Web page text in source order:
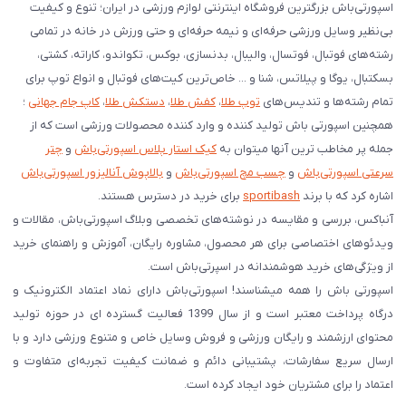
اسپورتی‌باش بزرگترین فروشگاه اینترنتی لوازم ورزشی در ایران؛ تنوع و کیفیت
بی‌نظیر وسایل ورزشی حرفه‌ای و نیمه حرفه‌ای و حتی ورزش در خانه در تمامی
رشته‌های فوتبال، فوتسال، والیبال، بدنسازی، بوکس، تکواندو، کاراته، کشتی،
بسکتبال، یوگا و پیلاتس، شنا و ... خاص‌ترین کیت‌های فوتبال و انواع توپ برای
تمام رشته‌ها و تندیس‌های توپ طلا، کفش طلا، دستکش طلا، کاپ جام جهانی ؛
همچنین اسپورتی باش تولید کننده و وارد کننده محصولات ورزشی است که از
جمله پر مخاطب ترین آنها میتوان به کیک استار پلاس اسپورتی‌باش و چتر
سرعتی اسپورتی‌باش و چسب مچ اسپورتی‌باش و بالاپوش آنالیزور اسپورتی‌باش
اشاره کرد که با برند sportibash برای خرید در دسترس هستند.
آنباکس، بررسی‌ و مقایسه در نوشته‌های تخصصی وبلاگ اسپورتی‌باش، مقالات و
ویدئوهای اختصاصی برای هر محصول، مشاوره رایگان، آموزش و راهنمای خرید
از ویژگی‌های خرید هوشمندانه در اسپرتی‌باش است.
اسپورتی‌ باش را همه میشناسند! اسپورتی‌باش دارای نماد اعتماد الکترونیک و
درگاه پرداخت معتبر است و از سال 1399 فعالیت گسترده ای در حوزه تولید
محتوای ارزشمند و رایگان ورزشی و فروش وسایل خاص و متنوع ورزشی دارد و با
ارسال سریع سفارشات، پشتیبانی دائم و ضمانت کیفیت تجربه‌ای متفاوت و
اعتماد را برای مشتریان خود ایجاد کرده است.